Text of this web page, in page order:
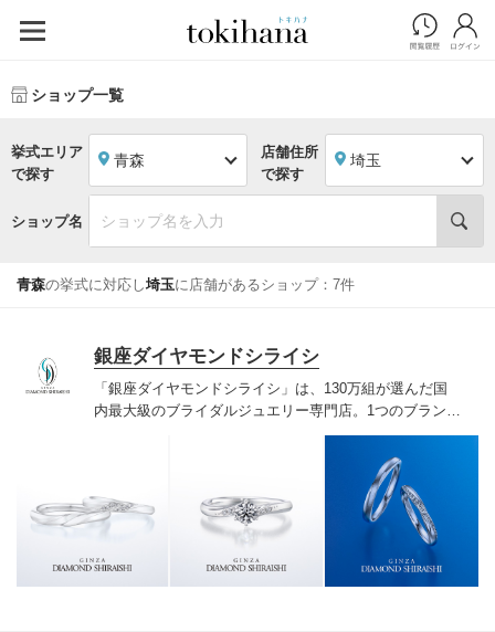
ショップ一覧
挙式エリア
で探す
青森
店舗住所
で探す
埼玉
ショップ名
青森の挙式に対応し埼玉に店舗があるショップ：7件
銀座ダイヤモンドシライシ
「銀座ダイヤモンドシライシ」は、130万組が選んだ国
内最大級のブライダルジュエリー専門店。1つのブランド
では国内最大級の700種類以上の豊富なデザインを取り
揃え、ふたりの「似合う」と「好き」を同時に叶えた満
足の選択ができる指輪をご提案しています。多くのお客
様にご満足いただけている、一生身に着けるための指輪
のクオリティや購入後のアフターサービスをぜひ一度店
頭でお確かめください。